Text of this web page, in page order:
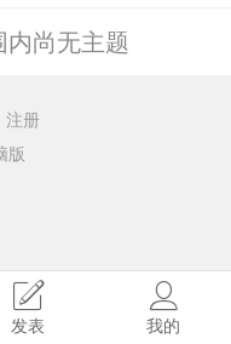
尚无主题
注册
版
发表 我的